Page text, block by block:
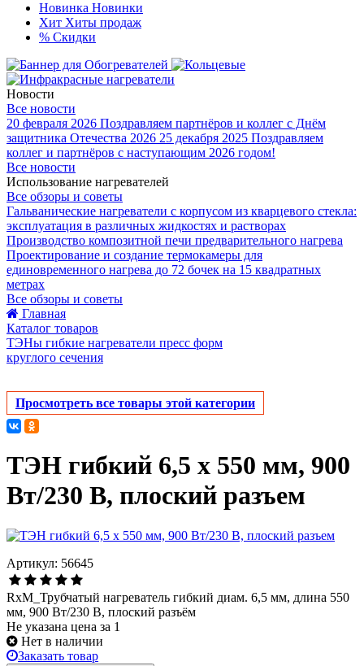
Новинка Новинки
Хит Хиты продаж
% Скидки
Новости
Все новости
20 февраля 2026 Поздравляем партнёров и коллег с Днём
защитника Отечества 2026 25 декабря 2025 Поздравляем
коллег и партнёров с наступающим 2026 годом!
Все новости
Использование нагревателей
Все обзоры и советы
Гальванические нагреватели с корпусом из кварцевого стекла:
эксплуатация в различных жидкостях и растворах
Производство композитной печи предварительного нагрева
Проектирование и создание термокамеры для
единовременного нагрева до 72 бочек на 15 квадратных
метрах
Все обзоры и советы
Главная
Каталог товаров
ТЭНы гибкие нагреватели пресс форм
круглого сечения
Просмотреть все товары этой категории
ТЭН гибкий 6,5 х 550 мм, 900
Вт/230 В, плоский разъем
Артикул: 56645
RxM_Трубчатый нагреватель гибкий диам. 6,5 мм, длина 550
мм, 900 Вт/230 В, плоский разъём
Не указана цена за 1
Нет в наличии
Заказать товар